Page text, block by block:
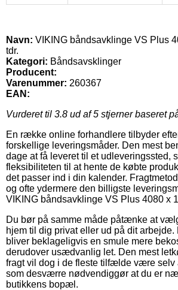
Navn: VIKING båndsavklinge VS Plus
tdr.
Kategori: Båndsavsklinger
Producent:
Varenummer: 260367
EAN:
Vurderet til 3.8 ud af 5 stjerner baseret
En række online forhandlere tilbyder
forskellige leveringsmåder. Den mest
dage at få leveret til et udleveringssted,
fleksibiliteten til at hente de købte
det passer ind i din kalender.
og ofte ydermere den billigste
VIKING båndsavklinge VS Plus 4080 x
Du bør på samme måde påtænke at
hjem til dig privat eller ud på dit
bliver beklageligvis en smule mere
derudover usædvanlig let. Den mest
fragt vil dog i de fleste tilfælde være selv
som desværre nødvendiggør at du er
butikkens bopæl.